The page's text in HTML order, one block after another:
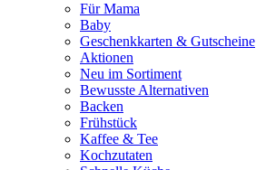
Für Mama
Baby
Geschenkkarten & Gutscheine
Aktionen
Neu im Sortiment
Bewusste Alternativen
Backen
Frühstück
Kaffee & Tee
Kochzutaten